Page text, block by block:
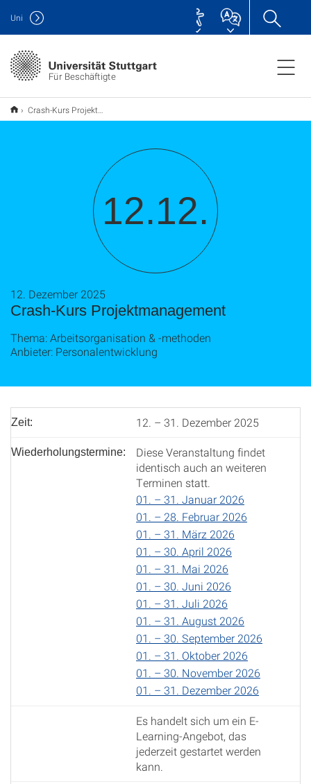
Für Beschäftigte
Uni
Crash-Kurs Projektmanagement
12.12.
Crash-Kurs Projektmanagement
12. Dezember 2025
Thema: Arbeitsorganisation & ‑methoden
Anbieter: Personalentwicklung
Zeit: 12. – 31. Dezember 2025
Wiederholungstermine:
Diese Veranstaltung findet
identisch auch an weiteren
Terminen statt.
01. – 31. Januar 2026
01. – 28. Februar 2026
01. – 31. März 2026
01. – 30. April 2026
01. – 31. Mai 2026
01. – 30. Juni 2026
01. – 31. Juli 2026
01. – 31. August 2026
01. – 30. September 2026
01. – 31. Oktober 2026
01. – 30. November 2026
01. – 31. Dezember 2026
Es handelt sich um ein E-
Learning-Angebot, das
jederzeit gestartet werden
kann.